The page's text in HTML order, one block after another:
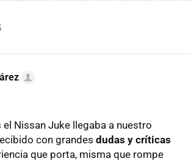
el Nissan Juke llegaba a nuestro
con grandes dudas y críticas
que porta, misma que rompe